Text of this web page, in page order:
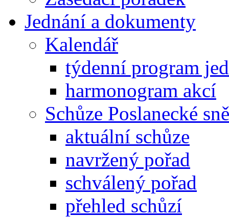
Jednání a dokumenty
Kalendář
týdenní program
harmonogram akcí
Schůze Poslanecké
aktuální schůze
navržený pořad
schválený pořad
přehled schůzí